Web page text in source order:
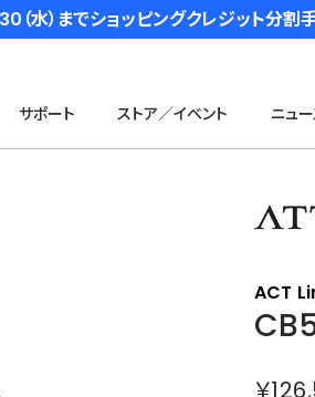
水）までショッピングクレジット分割
サポート ストア／イベント ニュ
ACT
￥